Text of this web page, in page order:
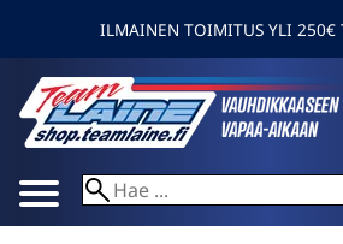
ILMAINEN TOIMITUS YLI 250€